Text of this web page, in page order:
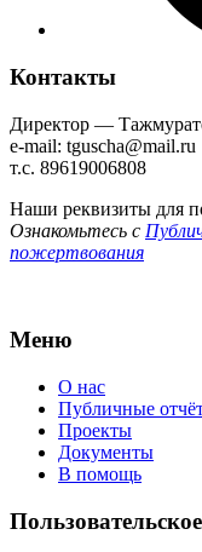
Контакты
Директор —
e-mail: tguscha@mail.ru
т.с. 89619006808
Наши реквизиты для
Ознакомьтесь с
пожертвования
Меню
О нас
Публичные
Проекты
Документы
В помощь